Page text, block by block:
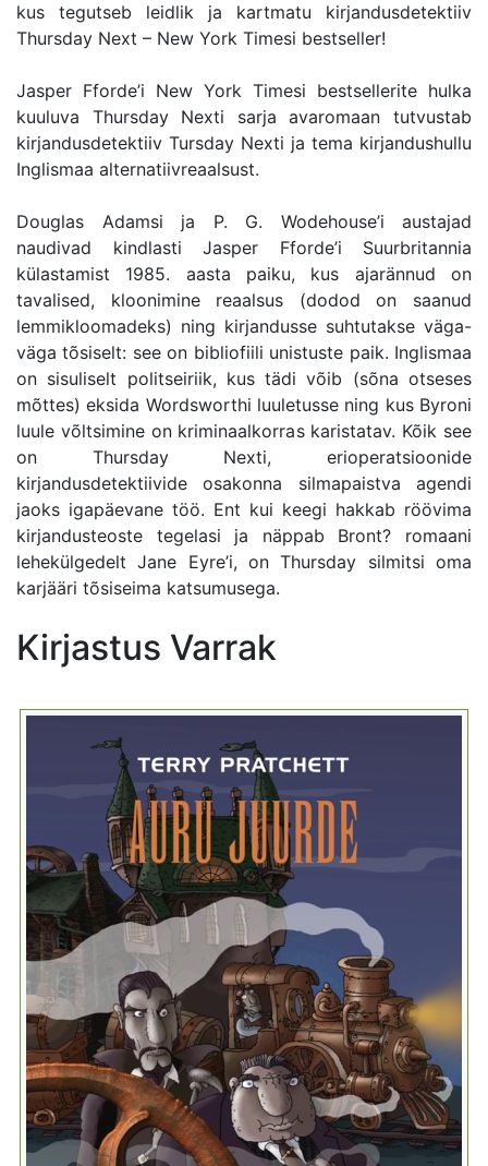
kus tegutseb leidlik ja kartmatu kirjandusdetektiiv
Thursday Next – New York Timesi bestseller!
Jasper Fforde’i New York Timesi bestsellerite hulka
kuuluva Thursday Nexti sarja avaromaan tutvustab
kirjandusdetektiiv Tursday Nexti ja tema kirjandushullu
Inglismaa alternatiivreaalsust.
Douglas Adamsi ja P. G. Wodehouse’i austajad
naudivad kindlasti Jasper Fforde’i Suurbritannia
külastamist 1985. aasta paiku, kus ajarännud on
tavalised, kloonimine reaalsus (dodod on saanud
lemmikloomadeks) ning kirjandusse suhtutakse väga-
väga tõsiselt: see on bibliofiili unistuste paik. Inglismaa
on sisuliselt politseiriik, kus tädi võib (sõna otseses
mõttes) eksida Wordsworthi luuletusse ning kus Byroni
luule võltsimine on kriminaalkorras karistatav. Kõik see
on Thursday Nexti, erioperatsioonide
kirjandusdetektiivide osakonna silmapaistva agendi
jaoks igapäevane töö. Ent kui keegi hakkab röövima
kirjandusteoste tegelasi ja näppab Bront? romaani
lehekülgedelt Jane Eyre’i, on Thursday silmitsi oma
karjääri tõsiseima katsumusega.
Kirjastus Varrak